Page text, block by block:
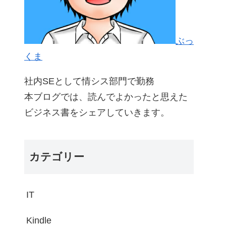
ぶっ
くま
社内SEとして情シス部門で勤務
本ブログでは、読んでよかったと思えた
ビジネス書をシェアしていきます。
カテゴリー
IT
Kindle